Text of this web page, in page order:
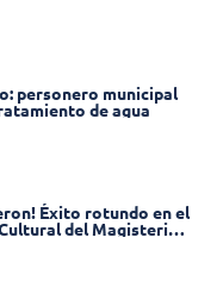
personero municipal
de agua
Éxito rotundo en el
del Magisterio